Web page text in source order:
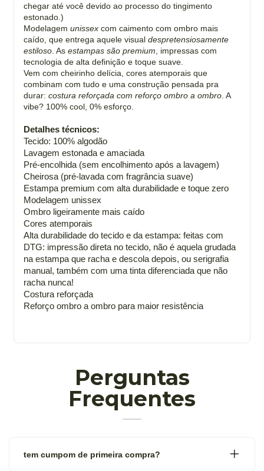
chegar até você devido ao processo do tingimento
estonado.)
Modelagem unissex com caimento com ombro mais
caído, que entrega aquele visual despretensiosamente
estiloso . As estampas são premium , impressas com
tecnologia de alta definição e toque suave.
Vem com cheirinho delícia, cores atemporais que
combinam com tudo e uma construção pensada pra
durar: costura reforçada com reforço ombro a ombro . A
vibe? 100% cool, 0% esforço.
Detalhes técnicos:
Tecido: 100% algodão
Lavagem estonada e amaciada
Pré-encolhida (sem encolhimento após a lavagem)
Cheirosa (pré-lavada com fragrância suave)
Estampa premium com alta durabilidade e toque zero
Modelagem unissex
Ombro ligeiramente mais caído
Cores atemporais
Alta durabilidade do tecido e da estampa: feitas com
DTG: impressão direta no tecido, não é aquela grudada
na estampa que racha e descola depois, ou serigrafia
manual, também com uma tinta diferenciada que não
racha nunca!
Costura reforçada
Reforço ombro a ombro para maior resistência
Perguntas
Frequentes
tem cumpom de primeira compra?